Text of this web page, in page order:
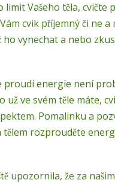
Vašeho těla, cvičte
cvik příjemný či ne a
ho vynechat a nebo
proudí energie není
ve svém těle máte,
Pomalinku a
tělem rozprouděte
upozornila, že za